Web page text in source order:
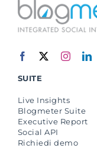
SUITE
Live Insights
Blogmeter Suite
Executive Report
Social API
Richiedi demo